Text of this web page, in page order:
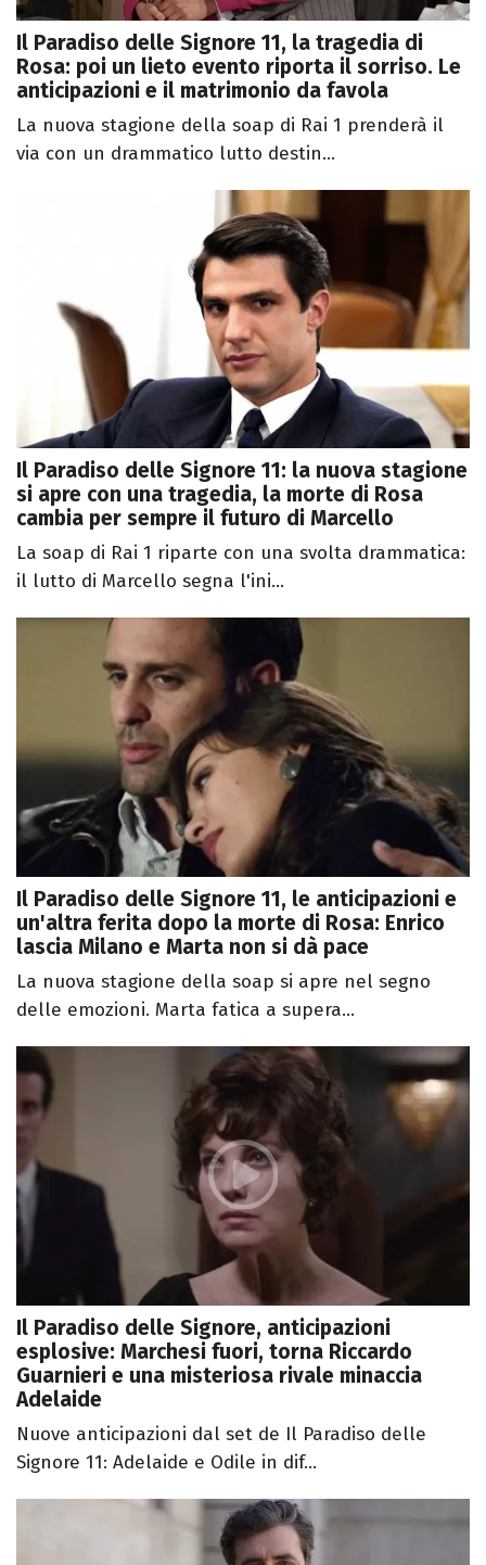
Il Paradiso delle Signore 11, la tragedia di
Rosa: poi un lieto evento riporta il sorriso. Le
anticipazioni e il matrimonio da favola
La nuova stagione della soap di Rai 1 prenderà il
via con un drammatico lutto destin...
Il Paradiso delle Signore 11: la nuova stagione
si apre con una tragedia, la morte di Rosa
cambia per sempre il futuro di Marcello
La soap di Rai 1 riparte con una svolta drammatica:
il lutto di Marcello segna l'ini...
Il Paradiso delle Signore 11, le anticipazioni e
un'altra ferita dopo la morte di Rosa: Enrico
lascia Milano e Marta non si dà pace
La nuova stagione della soap si apre nel segno
delle emozioni. Marta fatica a supera...
Il Paradiso delle Signore, anticipazioni
esplosive: Marchesi fuori, torna Riccardo
Guarnieri e una misteriosa rivale minaccia
Adelaide
Nuove anticipazioni dal set de Il Paradiso delle
Signore 11: Adelaide e Odile in dif...